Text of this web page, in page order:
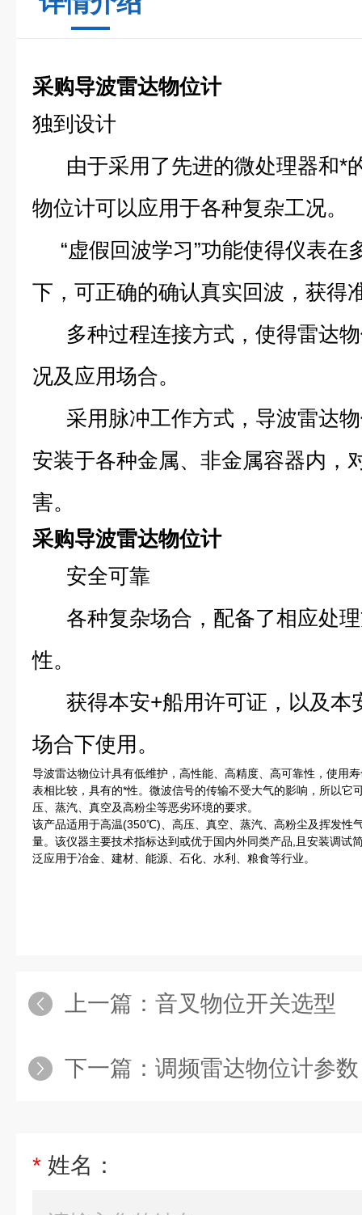
采购导波雷达物位计
独到设计
由于采用了先进的微处理器和*
物位计可以应用于各种复杂工况。
“虚假回波学习”功能使得仪表在
下，可正确的确认真实回波，获得
多种过程连接方式，使得雷达物
况及应用场合。
采用脉冲工作方式，导波雷达物
安装于各种金属、非金属容器内，
害。
采购导波雷达物位计
安全可靠
各种复杂场合，配备了相应处理
性。
获得本安+船用许可证，以及本
场合下使用。
导波雷达物位计具有低维护，高性能、高精度、高可靠性，使用
表相比较，具有的*性。微波信号的传输不受大气的影响，所以它
压、蒸汽、真空及高粉尘等恶劣环境的要求。
该产品适用于高温(350℃)、高压、真空、蒸汽、高粉尘及挥发性
量。该仪器主要技术指标达到或优于国内外同类产品,且安装调试
泛应用于冶金、建材、能源、石化、水利、粮食等行业。
上一篇： 音叉物位开关选型
下一篇： 调频雷达物位计参数
* 姓名：